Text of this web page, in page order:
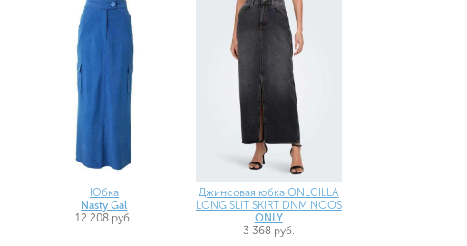
Юбка
Nasty Gal
12 208 руб.
Джинсовая юбка ONLCILLA
LONG SLIT SKIRT DNM NOOS
ONLY
3 368 руб.